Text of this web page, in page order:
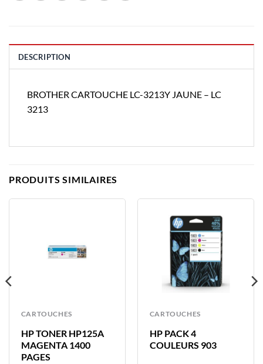
DESCRIPTION
BROTHER CARTOUCHE LC-3213Y JAUNE – LC
3213
PRODUITS SIMILAIRES
CARTOUCHES
HP TONER HP125A
MAGENTA 1400
PAGES
CARTOUCHES
HP PACK 4
COULEURS 903